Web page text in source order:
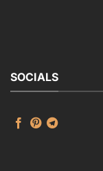
SOCIALS